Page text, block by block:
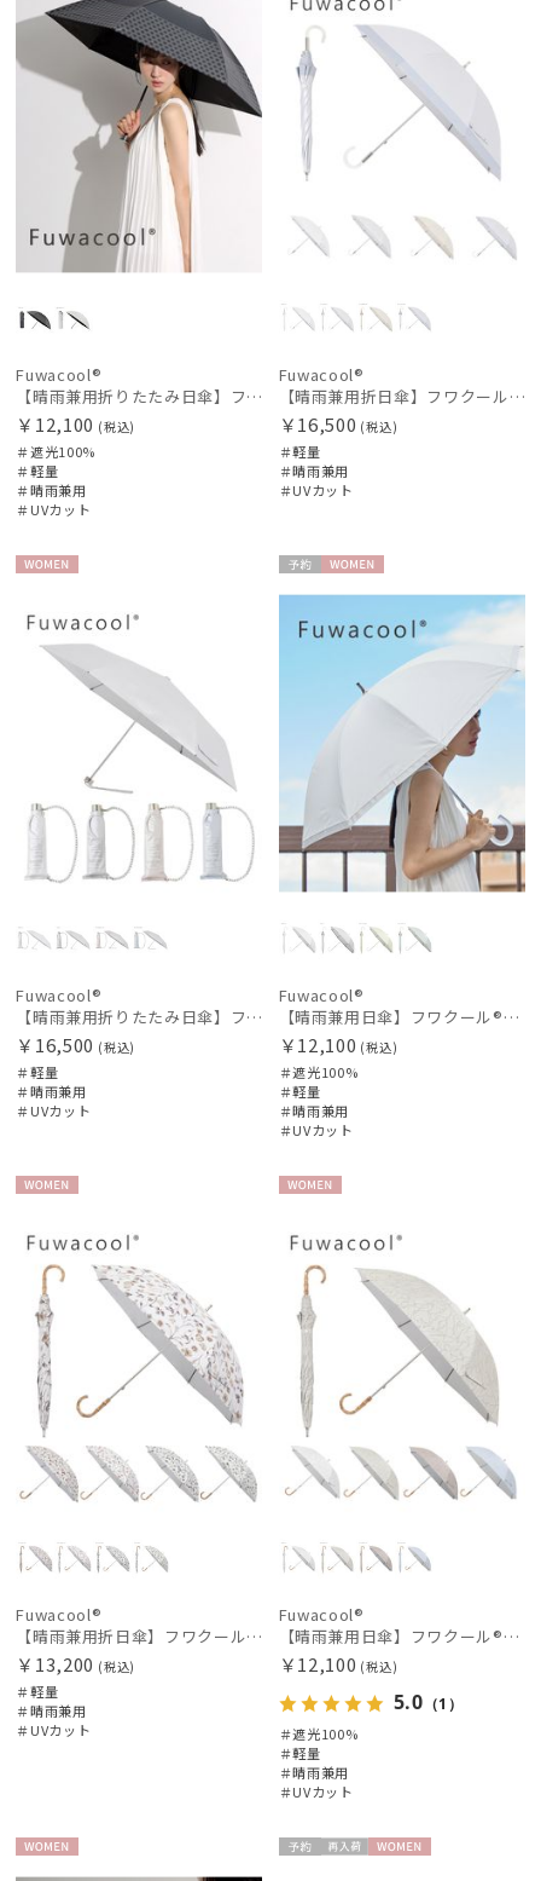
Fuwacool®
【晴雨兼用折りたたみ日傘】フワクール®ブラック（Fuwacool® Black）ジオメトリック 遮光100 UV100
￥12,100 (税込)
＃遮光100%
＃軽量
＃晴雨兼用
＃UVカット
Fuwacool®
【晴雨兼用折日傘】フワクール®ホワイト（Fuwacool® White）トーンonトーン 1級遮光 遮熱 UV99%以上
￥16,500 (税込)
＃軽量
＃晴雨兼用
＃UVカット
N
Fuwacool®
【晴雨兼用折りたたみ日傘】フワクール®ホワイト（Fuwacool® White）チューブスタイル
￥16,500 (税込)
＃軽量
＃晴雨兼用
＃UVカット
Fuwacool®
【晴雨兼用日傘】フワクール®ホワイト（Fuwacool® White）グリッターリボン 遮光100 UV100
￥12,100 (税込)
＃遮光100%
＃軽量
＃晴雨兼用
＃UVカット
N
Fuwacool®
【晴雨兼用折日傘】フワクール®ホワイト（Fuwacool® White）ボタニカル 遮光100% 遮熱 UV100%
￥13,200 (税込)
＃軽量
＃晴雨兼用
＃UVカット
N
Fuwacool®
【晴雨兼用日傘】フワクール®ホワイト（Fuwacool® White）ラインフラワー 遮光100 UV100
￥12,100 (税込)
5.0 （1）
＃遮光100%
＃軽量
＃晴雨兼用
＃UVカット